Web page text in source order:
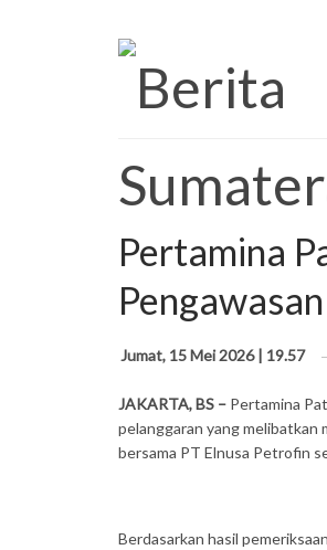
Pertamina
Jumat, 15 Mei 2026 | 19.57
JAKARTA, BS – Pertamina
pelanggaran yang melibatkan
bersama PT Elnusa Petrofin
Berdasarkan hasil